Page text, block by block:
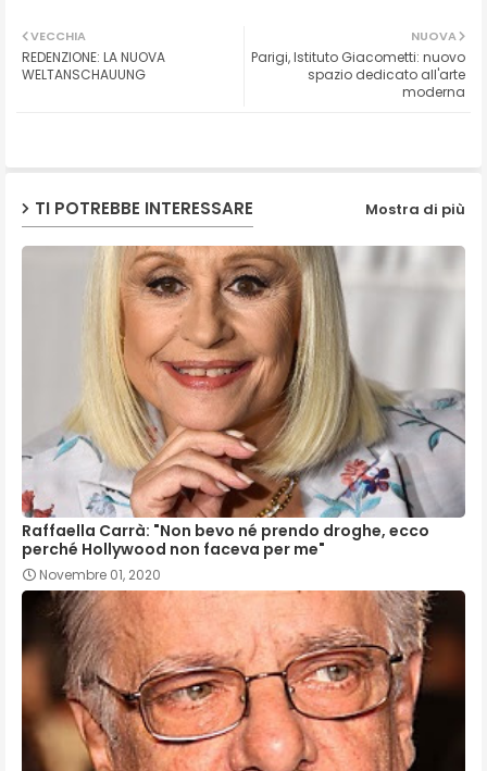
ats
NUOVA
Parigi, Istituto Giacometti: nuovo
spazio dedicato all'arte
moderna
VECCHIA
REDENZIONE: LA NUOVA
WELTANSCHAUUNG
TI POTREBBE INTERESSARE Mostra di più
Raffaella Carrà: "Non bevo né prendo droghe, ecco
perché Hollywood non faceva per me"
Novembre 01, 2020